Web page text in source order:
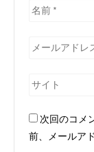
名
メ
ル
ド
レ
サ
ト 次回のコメ
前、メールア